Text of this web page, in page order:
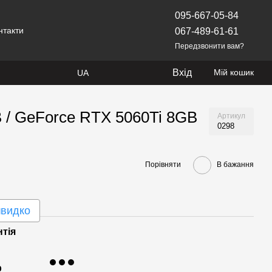
095-667-05-84
067-489-61-61
Передзвонити вам?
UA Вхід Мій кошик
/ GeForce RTX 5060Ti 8GB Артикул
0298
Порівняти В бажання